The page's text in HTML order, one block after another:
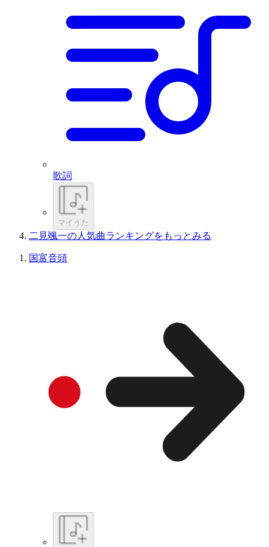
歌詞
マイうた
二見颯一の人気曲ランキングをもっとみる
国富音頭